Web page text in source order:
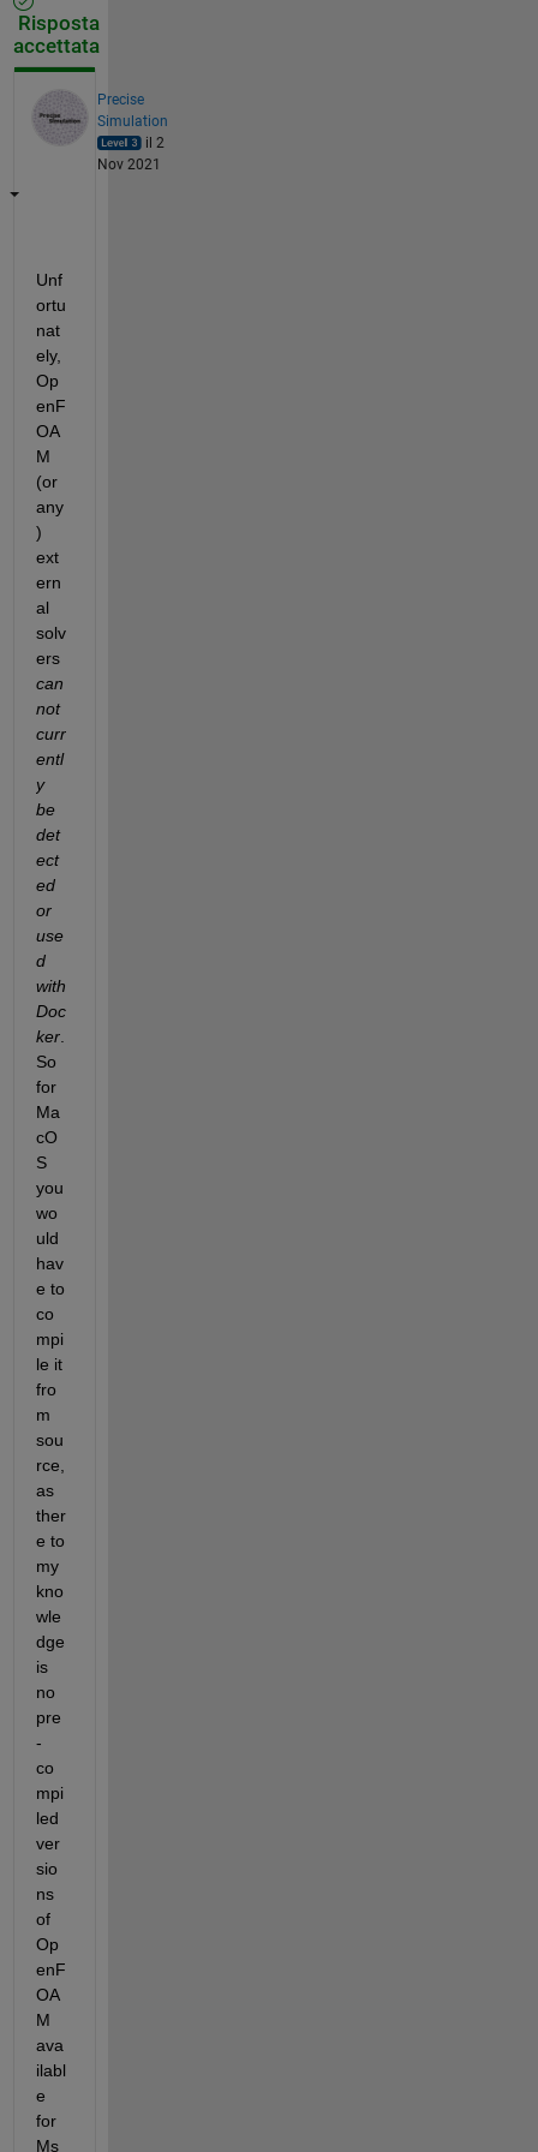
Risposta
accettata
Precise
Simulation
il 2
Nov 2021
Unf
ortu
nat
ely,
Op
enF
OA
M
(or
any
)
ext
ern
al
solv
ers
can
not
curr
entl
y
be
det
ect
ed
or
use
d
with
Doc
ker.
So
for
Ma
cO
S
you
wo
uld
hav
e to
co
mpi
le it
fro
m
sou
rce,
as
ther
e to
my
kno
wle
dge
is
no
pre
-
co
mpi
led
ver
sio
ns
of
Op
enF
OA
M
ava
ilabl
e
for
Ms